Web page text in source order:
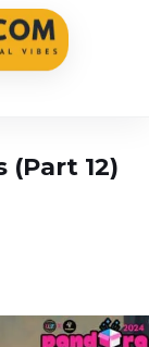
(Part 12)